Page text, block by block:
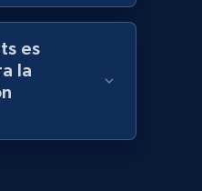
by category
pn, Sku, Other pn,
Product name, and
es
la